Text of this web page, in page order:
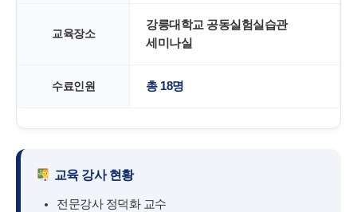
교육장소
강릉대학교 공동실험실습관
세미나실
수료인원 총 18명
교육 강사 현황
전문강사 정덕화 교수